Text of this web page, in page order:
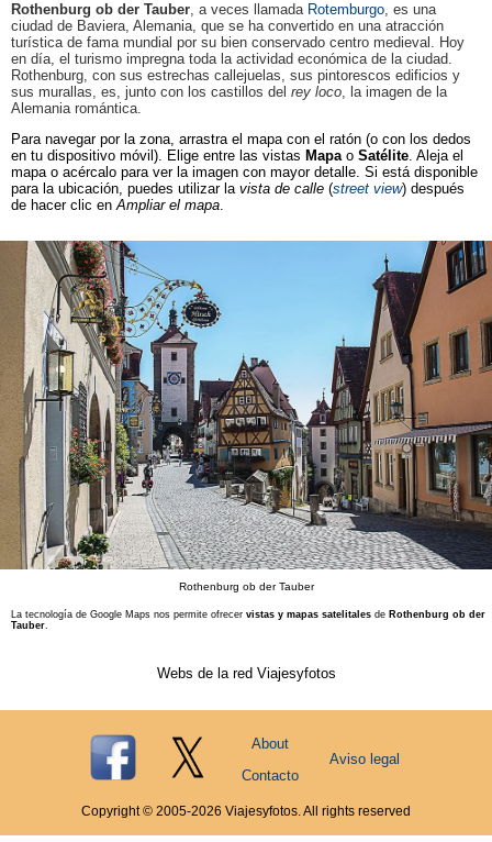
Rothenburg ob der Tauber, a veces llamada Rotemburgo, es una
ciudad de Baviera, Alemania, que se ha convertido en una atracción
turística de fama mundial por su bien conservado centro medieval. Hoy
en día, el turismo impregna toda la actividad económica de la ciudad.
Rothenburg, con sus estrechas callejuelas, sus pintorescos edificios y
sus murallas, es, junto con los castillos del rey loco, la imagen de la
Alemania romántica.
Para navegar por la zona, arrastra el mapa con el ratón (o con los dedos
en tu dispositivo móvil). Elige entre las vistas Mapao Satélite. Aleja el
mapa o acércalo para ver la imagen con mayor detalle. Si está disponible
para la ubicación, puedes utilizar la vista de calle (street view) después
de hacer clic enAmpliar el mapa.
Rothenburg ob der Tauber
La tecnología de Google Maps nos permite ofrecer vistas y mapas satelitales de Rothenburg ob der
Tauber.
Webs de la red Viajesyfotos
About
Contacto
Aviso legal
Copyright © 2005-2026 Viajesyfotos. All rights reserved